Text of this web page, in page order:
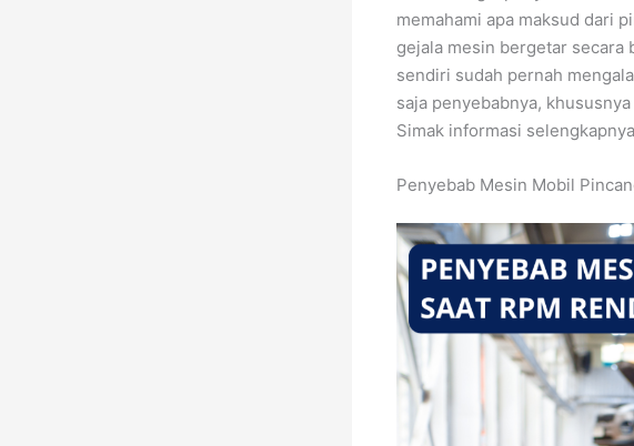
memahami apa maksud dari
gejala mesin bergetar
sendiri sudah pernah
saja penyebabnya,
Simak informasi
Penyebab Mesin Mobil